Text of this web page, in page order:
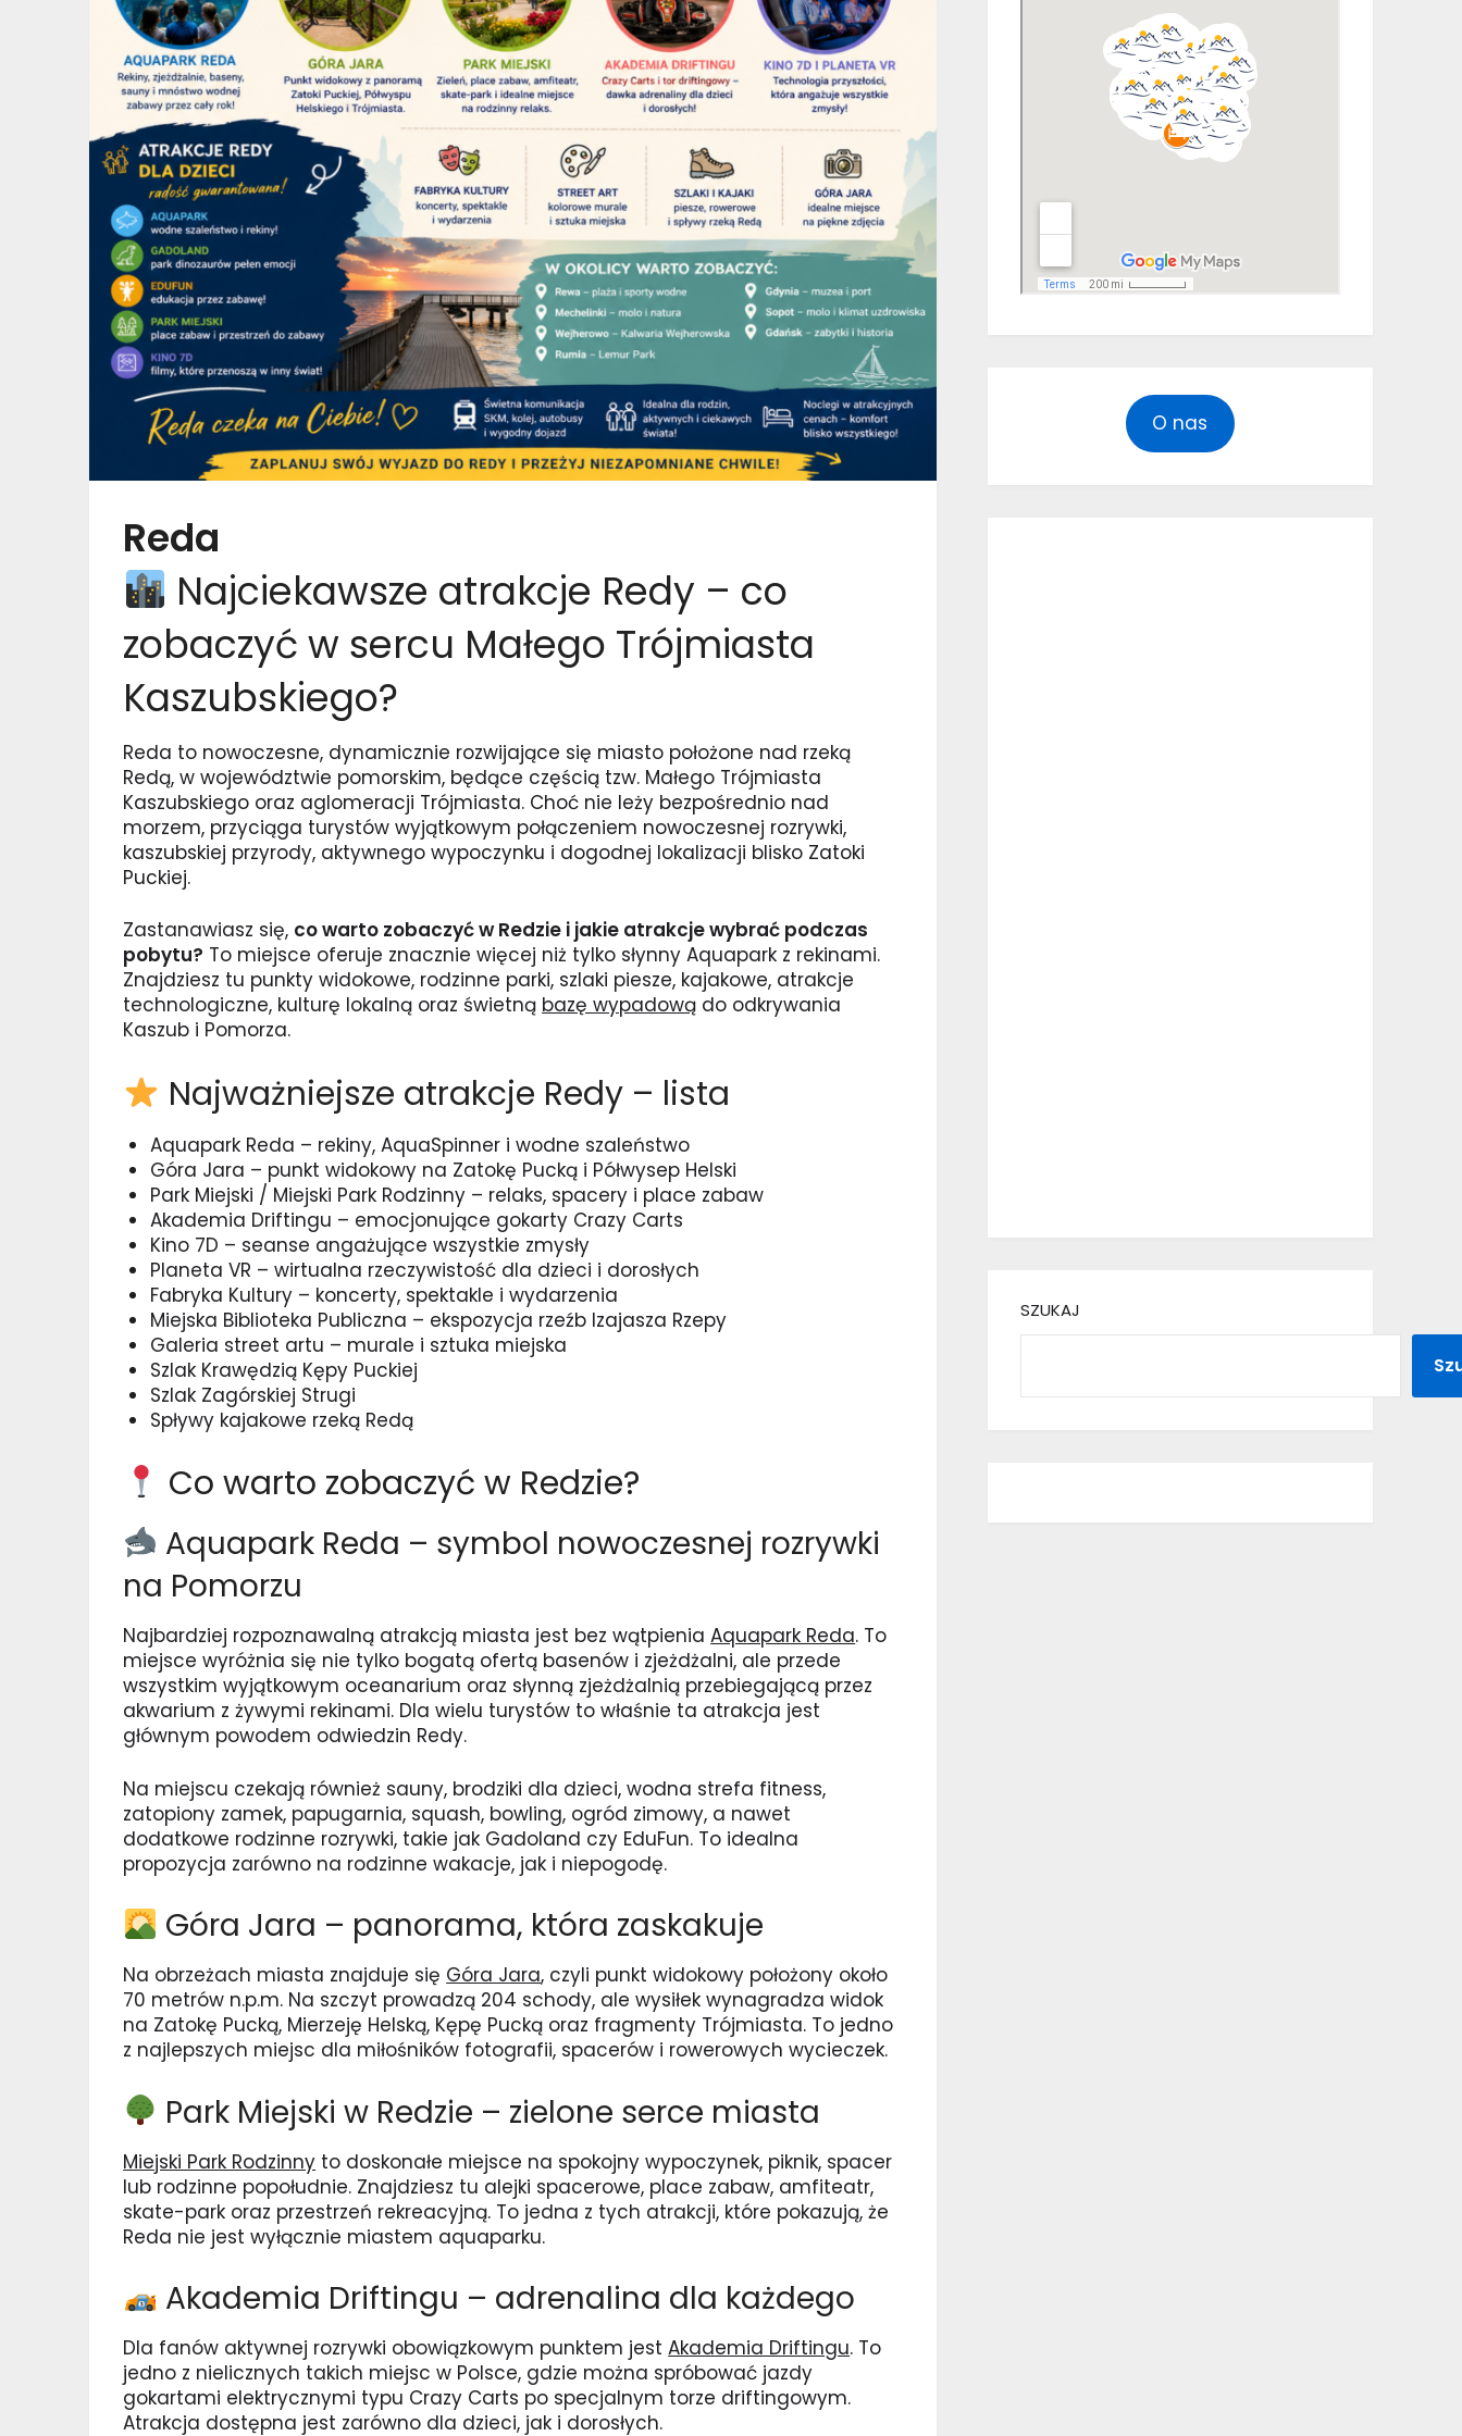
Reda
Najciekawsze atrakcje Redy – co
zobaczyć w sercu Małego Trójmiasta
Kaszubskiego?
Reda to nowoczesne, dynamicznie rozwijające się miasto położone nad rzeką
Redą, w województwie pomorskim, będące częścią tzw. Małego Trójmiasta
Kaszubskiego oraz aglomeracji Trójmiasta. Choć nie leży bezpośrednio nad
morzem, przyciąga turystów wyjątkowym połączeniem nowoczesnej rozrywki,
kaszubskiej przyrody, aktywnego wypoczynku i dogodnej lokalizacji blisko Zatoki
Puckiej.
Zastanawiasz się, co warto zobaczyć w Redzie i jakie atrakcje wybrać podczas
pobytu? To miejsce oferuje znacznie więcej niż tylko słynny Aquapark z rekinami.
Znajdziesz tu punkty widokowe, rodzinne parki, szlaki piesze, kajakowe, atrakcje
technologiczne, kulturę lokalną oraz świetną bazę wypadową do odkrywania
Kaszub i Pomorza.
Najważniejsze atrakcje Redy – lista
Aquapark Reda – rekiny, AquaSpinner i wodne szaleństwo
Góra Jara – punkt widokowy na Zatokę Pucką i Półwysep Helski
Park Miejski / Miejski Park Rodzinny – relaks, spacery i place zabaw
Akademia Driftingu – emocjonujące gokarty Crazy Carts
Kino 7D – seanse angażujące wszystkie zmysły
Planeta VR – wirtualna rzeczywistość dla dzieci i dorosłych
Fabryka Kultury – koncerty, spektakle i wydarzenia
Miejska Biblioteka Publiczna – ekspozycja rzeźb Izajasza Rzepy
Galeria street artu – murale i sztuka miejska
Szlak Krawędzią Kępy Puckiej
Szlak Zagórskiej Strugi
Spływy kajakowe rzeką Redą
Co warto zobaczyć w Redzie?
Aquapark Reda – symbol nowoczesnej rozrywki
na Pomorzu
Najbardziej rozpoznawalną atrakcją miasta jest bez wątpieniaAquapark Reda. To
miejsce wyróżnia się nie tylko bogatą ofertą basenów i zjeżdżalni, ale przede
wszystkim wyjątkowym oceanarium oraz słynną zjeżdżalnią przebiegającą przez
akwarium z żywymi rekinami. Dla wielu turystów to właśnie ta atrakcja jest
głównym powodem odwiedzin Redy.
Na miejscu czekają również sauny, brodziki dla dzieci, wodna strefa fitness,
zatopiony zamek, papugarnia, squash, bowling, ogród zimowy, a nawet
dodatkowe rodzinne rozrywki, takie jak Gadoland czy EduFun. To idealna
propozycja zarówno na rodzinne wakacje, jak i niepogodę.
Góra Jara – panorama, która zaskakuje
Na obrzeżach miasta znajduje się Góra Jara, czyli punkt widokowy położony około
70 metrów n.p.m. Na szczyt prowadzą 204 schody, ale wysiłek wynagradza widok
na Zatokę Pucką, Mierzeję Helską, Kępę Pucką oraz fragmenty Trójmiasta. To jedno
z najlepszych miejsc dla miłośników fotografii, spacerów i rowerowych wycieczek.
Park Miejski w Redzie – zielone serce miasta
Miejski Park Rodzinny to doskonałe miejsce na spokojny wypoczynek, piknik, spacer
lub rodzinne popołudnie. Znajdziesz tu alejki spacerowe, place zabaw, amfiteatr,
skate-park oraz przestrzeń rekreacyjną. To jedna z tych atrakcji, które pokazują, że
Reda nie jest wyłącznie miastem aquaparku.
Akademia Driftingu – adrenalina dla każdego
Dla fanów aktywnej rozrywki obowiązkowym punktem jestAkademia Driftingu. To
jedno z nielicznych takich miejsc w Polsce, gdzie można spróbować jazdy
gokartami elektrycznymi typu Crazy Carts po specjalnym torze driftingowym.
Atrakcja dostępna jest zarówno dla dzieci, jak i dorosłych.
O nas
SZUKAJ